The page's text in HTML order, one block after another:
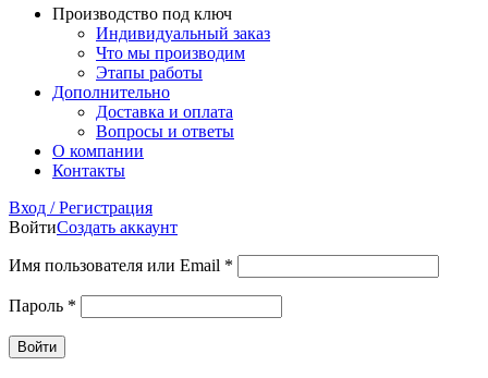
Производство под ключ
Индивидуальный заказ
Что мы производим
Этапы работы
Дополнительно
Доставка и оплата
Вопросы и ответы
О компании
Контакты
Вход / Регистрация
ВойтиСоздать аккаунт
Имя пользователя или Email *
Пароль *
Войти